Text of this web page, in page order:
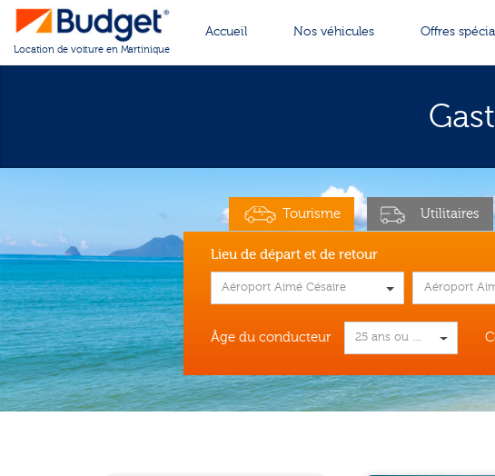
Location de voiture en Martinique
Accueil Nos véhicules Offres
Tourisme Utilitaires
Lieu de départ et de retour
Aéroport Aimé Césaire Aéroport
Âge du conducteur 25 ans ou plus
Cookies management panel